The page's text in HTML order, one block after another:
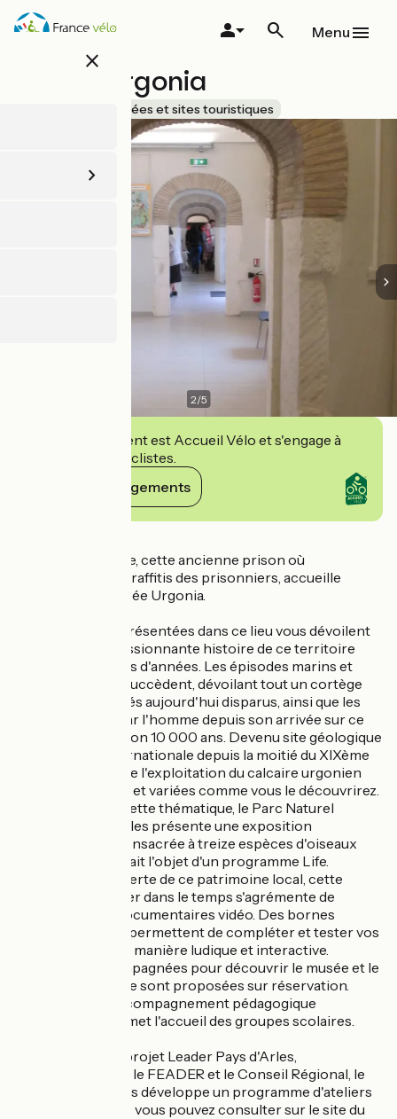
Aller
au
close
Menu
Musée Urgonia
Musées et sites touristiques
2/5
Cet établissement est Accueil Vélo et s'engage à
accueillir des cyclistes.
Voir ses engagements
Chargée d'histoire, cette ancienne prison où
apparaissent les graffitis des prisonniers, accueille
aujourd'hui le Musée Urgonia.
Les expositions présentées dans ce lieu vous dévoilent
la singulière et passionnante histoire de ce territoire
depuis 130 millions d'années. Les épisodes marins et
continentaux se succèdent, dévoilant tout un cortège
d'animaux fossilisés aujourd'hui disparus, ainsi que les
vestiges laissés par l'homme depuis son arrivée sur ce
secteur il y a environ 10 000 ans. Devenu site géologique
de référence internationale depuis la moitié du XIXème
siècle, les traces de l'exploitation du calcaire urgonien
sont nombreuses et variées comme vous le découvrirez.
Pour compléter cette thématique, le Parc Naturel
Régional des Alpilles présente une exposition
ornithologique consacrée à treize espèces d'oiseaux
protégés qui ont fait l'objet d'un programme Life.
Au fil de la découverte de ce patrimoine local, cette
invitation à voyager dans le temps s'agrémente de
panneaux et de documentaires vidéo. Des bornes
numériques vous permettent de compléter et tester vos
connaissances de manière ludique et interactive.
Des visites accompagnées pour découvrir le musée et le
sentier de la Pierre sont proposées sur réservation.
Un dispositif d'accompagnement pédagogique
personnalisé permet l'accueil des groupes scolaires.
Dans le cadre du projet Leader Pays d'Arles,
subventionné par le FEADER et le Conseil Régional, le
service des publics développe un programme d'ateliers
pédagogiques que vous pouvez consulter sur le site du